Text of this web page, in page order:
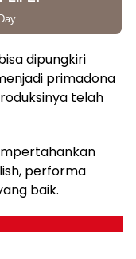
dipungkiri
primadona
telah
performa
baik.